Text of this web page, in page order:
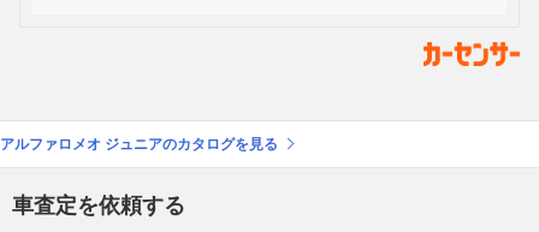
アルファロメオ ジュニアのカタログを見る
車査定を依頼する